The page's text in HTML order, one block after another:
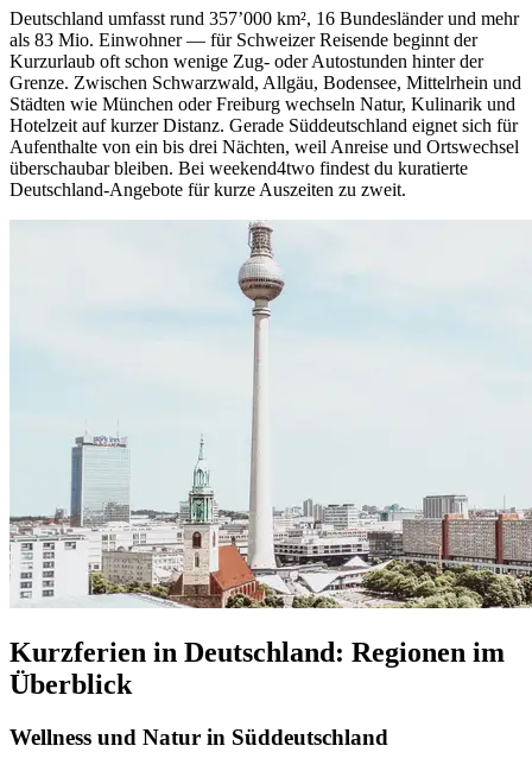
Deutschland umfasst rund 357’000 km², 16 Bundesländer und mehr
als 83 Mio. Einwohner — für Schweizer Reisende beginnt der
Kurzurlaub oft schon wenige Zug- oder Autostunden hinter der
Grenze. Zwischen Schwarzwald, Allgäu, Bodensee, Mittelrhein und
Städten wie München oder Freiburg wechseln Natur, Kulinarik und
Hotelzeit auf kurzer Distanz. Gerade Süddeutschland eignet sich für
Aufenthalte von ein bis drei Nächten, weil Anreise und Ortswechsel
überschaubar bleiben. Bei weekend4two findest du kuratierte
Deutschland-Angebote für kurze Auszeiten zu zweit.
Kurzferien in Deutschland: Regionen im
Überblick
Wellness und Natur in Süddeutschland